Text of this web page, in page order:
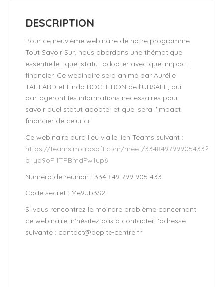
DESCRIPTION
Pour ce neuvième webinaire de notre programme
Tout Savoir Sur, nous abordons une thématique
essentielle : quel statut adopter avec quel impact
financier. Ce webinaire sera animé par Aurélie
TAILLARD et Linda ROCHERON de l'URSAFF, qui
partageront les informations nécessaires pour
savoir quel statut adopter et quel sera l'impact
financier de celui-ci.
Ce webinaire aura lieu via le lien Teams suivant :
https://teams.microsoft.com/meet/334849799905433?
p=ya9oFI1TPBmdFw1up6
Numéro de réunion : 334 849 799 905 433
Code secret : Me9Jb3S2
Si vous rencontrez le moindre problème concernant
ce webinaire, n'hésitez pas à contacter l'adresse
suivante : contact@pepite-centre.fr